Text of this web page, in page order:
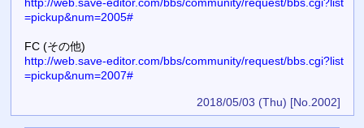
=pickup&num=2005#
FC (その他)
http://web.save-editor.com/bbs/community/request/bbs.cgi?list
=pickup&num=2007#
2018/05/03 (Thu) [No.2002]